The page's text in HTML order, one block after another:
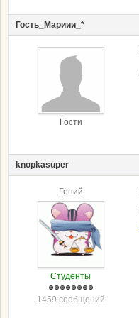
Гость_Мариии_*
Гости
knopkasuper
Гений
Студенты
1459 сообщений